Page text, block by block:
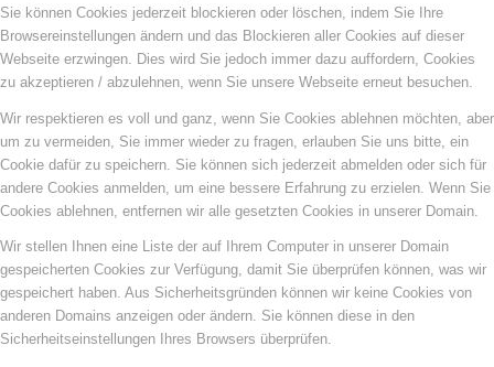
Sie können Cookies jederzeit blockieren oder löschen, indem Sie Ihre
Browsereinstellungen ändern und das Blockieren aller Cookies auf dieser
Webseite erzwingen. Dies wird Sie jedoch immer dazu auffordern, Cookies
zu akzeptieren / abzulehnen, wenn Sie unsere Webseite erneut besuchen.
Wir respektieren es voll und ganz, wenn Sie Cookies ablehnen möchten, aber
um zu vermeiden, Sie immer wieder zu fragen, erlauben Sie uns bitte, ein
Cookie dafür zu speichern. Sie können sich jederzeit abmelden oder sich für
andere Cookies anmelden, um eine bessere Erfahrung zu erzielen. Wenn Sie
Cookies ablehnen, entfernen wir alle gesetzten Cookies in unserer Domain.
Wir stellen Ihnen eine Liste der auf Ihrem Computer in unserer Domain
gespeicherten Cookies zur Verfügung, damit Sie überprüfen können, was wir
gespeichert haben. Aus Sicherheitsgründen können wir keine Cookies von
anderen Domains anzeigen oder ändern. Sie können diese in den
Sicherheitseinstellungen Ihres Browsers überprüfen.